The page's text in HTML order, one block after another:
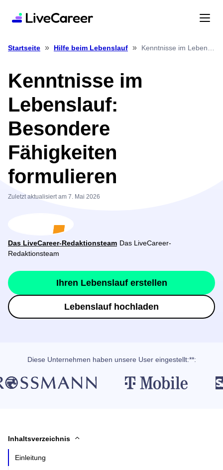
Startseite » Hilfe beim Lebenslauf »
Kenntnisse im
Lebenslauf:
Besondere
Fähigkeiten
formulieren
Zuletzt aktualisiert am 7. Mai 2026
Das LiveCareer-Redaktionsteam Das LiveCareer-
Redaktionsteam
Ihren Lebenslauf erstellen
Lebenslauf hochladen
Diese Unternehmen haben unsere User eingestellt:**:
Inhaltsverzeichnis
Einleitung